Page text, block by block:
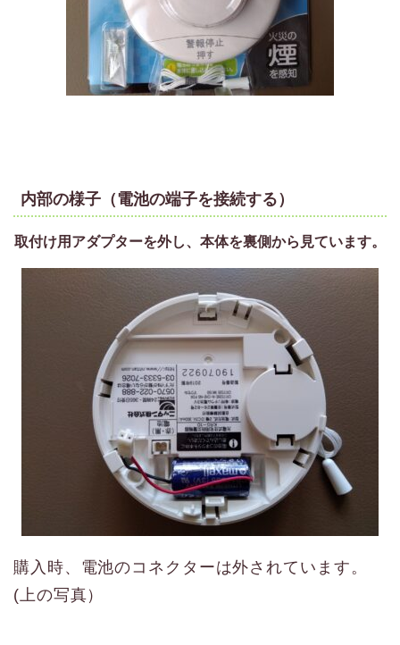
内部の様子（電池の端子を接続する）
取付け用アダプターを外し、本体を裏側から見ています。
購入時、電池のコネクターは外されています。
(上の写真）